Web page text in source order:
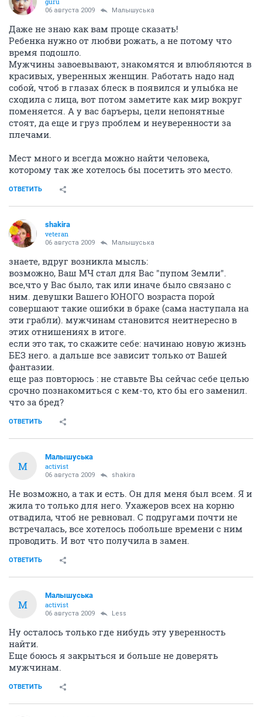
06 августа 2009 Малышуська
Даже не знаю как вам проще сказать!
Ребенка нужно от любви рожать, а не потому что
время подошло.
Мужчины завоевывают, знакомятся и влюбляются в
красивых, уверенных женщин. Работать надо над
собой, чтоб в глазах блеск в появился и улыбка не
сходила с лица, вот потом заметите как мир вокруг
поменяется. А у вас баръеры, цели непонятные
стоят, да еще и груз проблем и неуверенности за
плечами.
Мест много и всегда можно найти человека,
которому так же хотелось бы посетить это место.
ОТВЕТИТЬ
shakira
veteran
06 августа 2009 Малышуська
знаете, вдруг возникла мысль:
возможно, Ваш МЧ стал для Вас "пупом Земли".
все,что у Вас было, так или иначе было связано с
ним. девушки Вашего ЮНОГО возраста порой
совершают такие ошибки в браке (сама наступала на
эти грабли). мужчинам становится неитнересно в
этих отнишениях в итоге.
если это так, то скажите себе: начинаю новую жизнь
БЕЗ него. а дальше все зависит только от Вашей
фантазии.
еще раз повторюсь : не ставьте Вы сейчас себе целью
срочно познакомиться с кем-то, кто бы его заменил.
что за бред?
ОТВЕТИТЬ
М
Малышуська
activist
06 августа 2009 shakira
Не возможно, а так и есть. Он для меня был всем. Я и
жила то только для него. Ухажеров всех на корню
отвадила, чтоб не ревновал. С подругами почти не
встречалась, все хотелось побольше времени с ним
проводить. И вот что получила в замен.
ОТВЕТИТЬ
М
Малышуська
activist
06 августа 2009 Less
Ну осталось только где нибудь эту уверенность
найти.
Еще боюсь я закрыться и больше не доверять
мужчинам.
ОТВЕТИТЬ